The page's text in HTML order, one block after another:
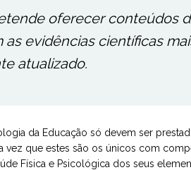
oferecer conteúdos
as evidências científicas
atualizado.
da Educação só devem ser
vez que estes são os únicos com
Física e Psicológica dos seus